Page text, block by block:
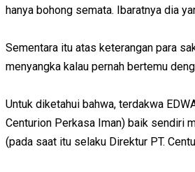
hanya bohong semata. Ibaratnya dia
Sementara itu atas keterangan para
menyangka kalau pernah bertemu
Untuk diketahui bahwa, terdakwa
Centurion Perkasa Iman) baik sendiri
(pada saat itu selaku Direktur PT.